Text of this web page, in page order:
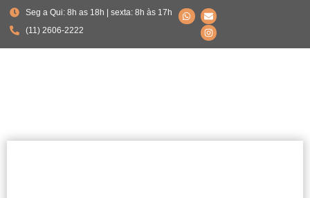
Seg a Qui: 8h as 18h | sexta: 8h às 17h
(11) 2606-2222